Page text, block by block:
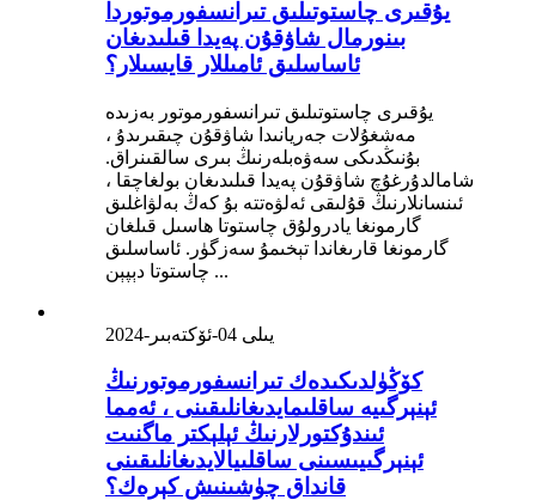
يۇقىرى چاستوتىلىق تىرانسفورموتوردا
بىنورمال شاۋقۇن پەيدا قىلىدىغان
ئاساسلىق ئامىللار قايسىلار؟
يۇقىرى چاستوتىلىق تىرانسفورموتور بەزىدە
مەشغۇلات جەريانىدا شاۋقۇن چىقىرىدۇ ،
بۇنىڭدىكى سەۋەبلەرنىڭ بىرى سالقىنراق.
شامالدۇرغۇچ شاۋقۇن پەيدا قىلىدىغان بولغاچقا ،
ئىنسانلارنىڭ قۇلىقى ئەلۋەتتە بۇ كەڭ بەلۋاغلىق
گارمونغا يادرولۇق چاستوتا ھاسىل قىلغان
گارمونغا قارىغاندا تېخىمۇ سەزگۈر. ئاساسلىق
چاستوتا دېپېن ...
2024-يىلى 04-ئۆكتەبىر
كۆڭۈلدىكىدەك تىرانسفورموتورنىڭ
ئېنېرگىيە ساقلىمايدىغانلىقىنى ، ئەمما
ئىندۇكتورلارنىڭ ئېلېكتر ماگنىت
ئېنېرگىيىسىنى ساقلىيالايدىغانلىقىنى
قانداق چۈشىنىش كېرەك؟